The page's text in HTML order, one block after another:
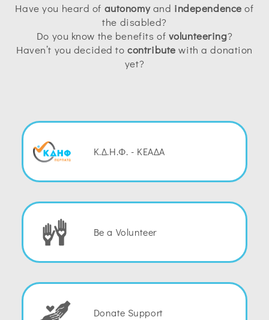
Have you heard of autonomyand independence of
the disabled?
Do you know the benefits of volunteering?
Haven’t you decided tocontribute with a donation
yet?
Κ.Δ.Η.Φ. - ΚΕΑΔΑ
Be a Volunteer
Donate Support